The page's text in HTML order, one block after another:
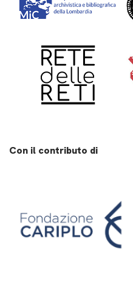
Con il contributo di